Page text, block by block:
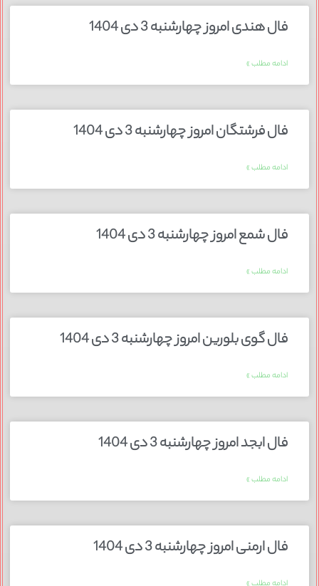
فال هندی امروز چهارشنبه 3 دی 1404
ادامه مطلب »
فال فرشتگان امروز چهارشنبه 3 دی 1404
ادامه مطلب »
فال شمع امروز چهارشنبه 3 دی 1404
ادامه مطلب »
فال گوی بلورین امروز چهارشنبه 3 دی 1404
ادامه مطلب »
فال ابجد امروز چهارشنبه 3 دی 1404
ادامه مطلب »
فال ارمنی امروز چهارشنبه 3 دی 1404